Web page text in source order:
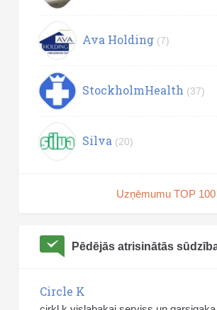
Ava Holding (7)
StockholmHealth (37)
Silva (20)
Uzņēmumu TOP 100
Pēdējās atrisinātās
Circle K